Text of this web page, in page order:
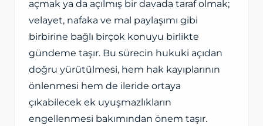
açmak ya da açılmış bir davada taraf olmak;
velayet, nafaka ve mal paylaşımı gibi
birbirine bağlı birçok konuyu birlikte
gündeme taşır. Bu sürecin hukuki açıdan
doğru yürütülmesi, hem hak kayıplarının
önlenmesi hem de ileride ortaya
çıkabilecek ek uyuşmazlıkların
engellenmesi bakımından önem taşır.